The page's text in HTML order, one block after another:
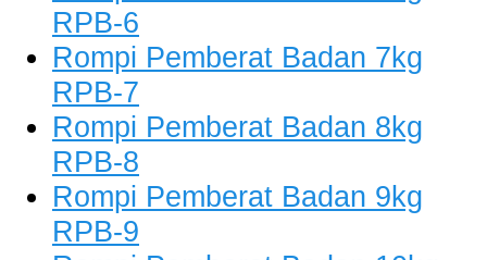
RPB-6
Rompi Pemberat Badan 7kg
RPB-7
Rompi Pemberat Badan 8kg
RPB-8
Rompi Pemberat Badan 9kg
RPB-9